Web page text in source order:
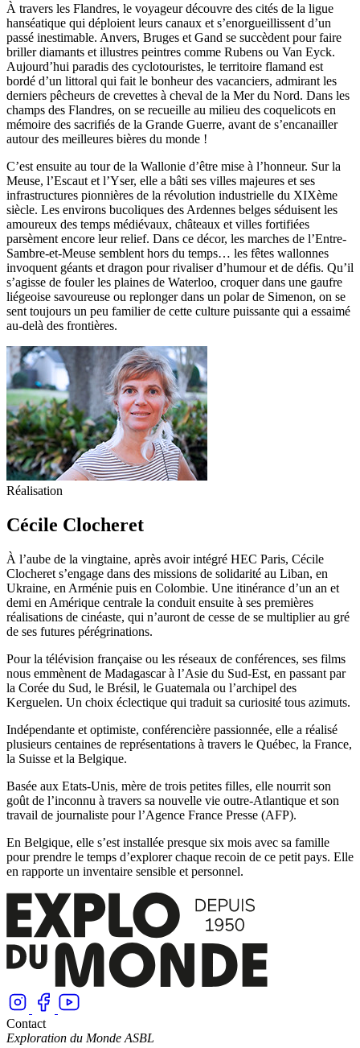
À travers les Flandres, le voyageur découvre des cités de la ligue
hanséatique qui déploient leurs canaux et s’enorgueillissent d’un
passé inestimable. Anvers, Bruges et Gand se succèdent pour faire
briller diamants et illustres peintres comme Rubens ou Van Eyck.
Aujourd’hui paradis des cyclotouristes, le territoire flamand est
bordé d’un littoral qui fait le bonheur des vacanciers, admirant les
derniers pêcheurs de crevettes à cheval de la Mer du Nord. Dans les
champs des Flandres, on se recueille au milieu des coquelicots en
mémoire des sacrifiés de la Grande Guerre, avant de s’encanailler
autour des meilleures bières du monde !
C’est ensuite au tour de la Wallonie d’être mise à l’honneur. Sur la
Meuse, l’Escaut et l’Yser, elle a bâti ses villes majeures et ses
infrastructures pionnières de la révolution industrielle du XIXème
siècle. Les environs bucoliques des Ardennes belges séduisent les
amoureux des temps médiévaux, châteaux et villes fortifiées
parsèment encore leur relief. Dans ce décor, les marches de l’Entre-
Sambre-et-Meuse semblent hors du temps… les fêtes wallonnes
invoquent géants et dragon pour rivaliser d’humour et de défis. Qu’il
s’agisse de fouler les plaines de Waterloo, croquer dans une gaufre
liégeoise savoureuse ou replonger dans un polar de Simenon, on se
sent toujours un peu familier de cette culture puissante qui a essaimé
au-delà des frontières.
Réalisation
Cécile Clocheret
À l’aube de la vingtaine, après avoir intégré HEC Paris, Cécile
Clocheret s’engage dans des missions de solidarité au Liban, en
Ukraine, en Arménie puis en Colombie. Une itinérance d’un an et
demi en Amérique centrale la conduit ensuite à ses premières
réalisations de cinéaste, qui n’auront de cesse de se multiplier au gré
de ses futures pérégrinations.
Pour la télévision française ou les réseaux de conférences, ses films
nous emmènent de Madagascar à l’Asie du Sud-Est, en passant par
la Corée du Sud, le Brésil, le Guatemala ou l’archipel des
Kerguelen. Un choix éclectique qui traduit sa curiosité tous azimuts.
Indépendante et optimiste, conférencière passionnée, elle a réalisé
plusieurs centaines de représentations à travers le Québec, la France,
la Suisse et la Belgique.
Basée aux Etats-Unis, mère de trois petites filles, elle nourrit son
goût de l’inconnu à travers sa nouvelle vie outre-Atlantique et son
travail de journaliste pour l’Agence France Presse (AFP).
En Belgique, elle s’est installée presque six mois avec sa famille
pour prendre le temps d’explorer chaque recoin de ce petit pays. Elle
en rapporte un inventaire sensible et personnel.
Contact
Exploration du Monde ASBL